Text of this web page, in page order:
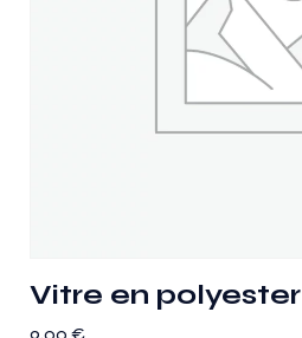
Vitre en polyester